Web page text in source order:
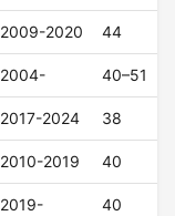
2009-2020 44
2004- 40–51
2017-2024 38
2010-2019 40
2019- 40